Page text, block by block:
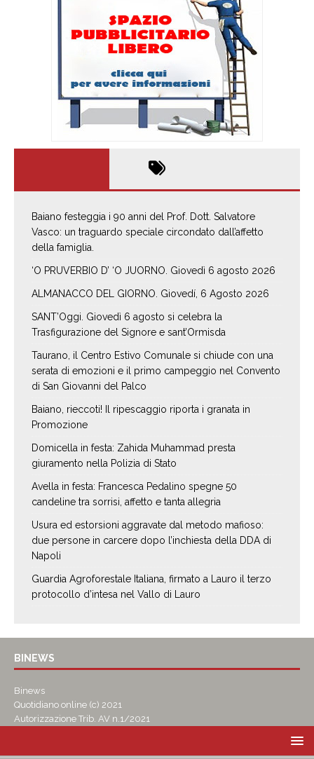
Baiano festeggia i 90 anni del Prof. Dott. Salvatore
Vasco: un traguardo speciale circondato dall’affetto
della famiglia.
‘O PRUVERBIO D’ ‘O JUORNO. Giovedì 6 agosto 2026
ALMANACCO DEL GIORNO. Giovedí, 6 Agosto 2026
SANT’Oggi. Giovedì 6 agosto si celebra la
Trasfigurazione del Signore e sant’Ormisda
Taurano, il Centro Estivo Comunale si chiude con una
serata di emozioni e il primo campeggio nel Convento
di San Giovanni del Palco
Baiano, rieccoti! Il ripescaggio riporta i granata in
Promozione
Domicella in festa: Zahida Muhammad presta
giuramento nella Polizia di Stato
Avella in festa: Francesca Pedalino spegne 50
candeline tra sorrisi, affetto e tanta allegria
Usura ed estorsioni aggravate dal metodo mafioso:
due persone in carcere dopo l’inchiesta della DDA di
Napoli
Guardia Agroforestale Italiana, firmato a Lauro il terzo
protocollo d’intesa nel Vallo di Lauro
BINEWS
Binews
Quotidiano online (c) 2021
Autorizzazione Trib. AV n.1/2021